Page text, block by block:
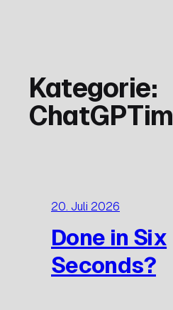
Kategorie:
ChatGPTim
20. Juli 2026
Done in Six
Seconds?